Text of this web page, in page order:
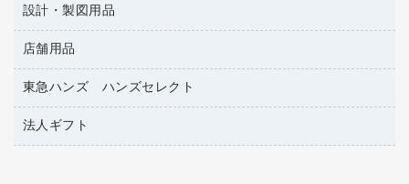
プレゼン用ファイル
ファイルボックス
パイプ式ファイル
その他ファイル
マーキングペン（油性）
マーキングペン（水性）
ボールペン（油性）
備品／小物ケース
透明テープ 事務用
電話台
介護用品
医療関連用品
工事関連用品
屋外用品
設計・製図用品
設計・製図用品
店舗用品
店舗運営用品
陳列什器
紙手提げ袋
東急ハンズ ハンズセレクト
東急ハンズ
法人ギフト